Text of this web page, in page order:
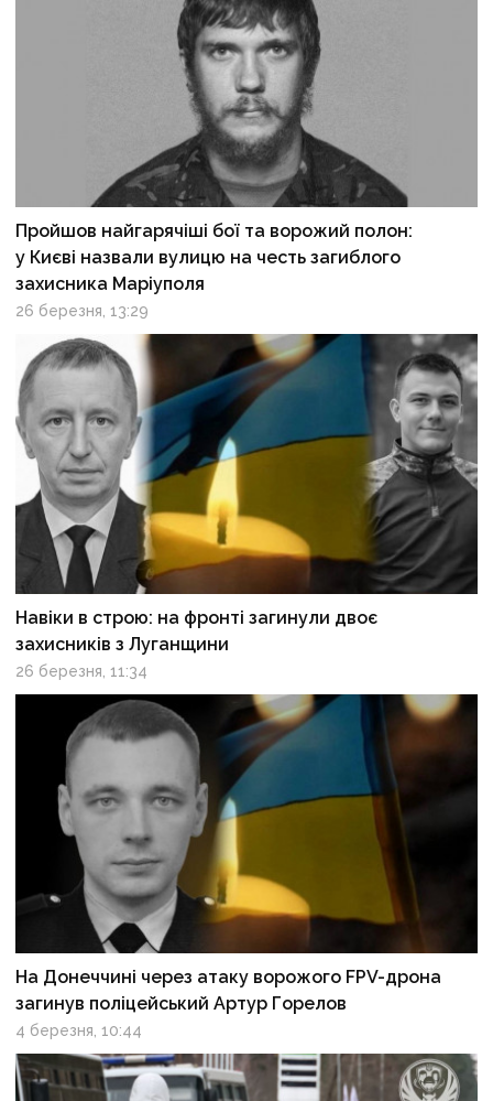
Пройшов найгарячіші бої та ворожий полон:
у Києві назвали вулицю на честь загиблого
захисника Маріуполя
26 березня, 13:29
Навіки в строю: на фронті загинули двоє
захисників з Луганщини
26 березня, 11:34
На Донеччині через атаку ворожого FPV-дрона
загинув поліцейський Артур Горелов
4 березня, 10:44